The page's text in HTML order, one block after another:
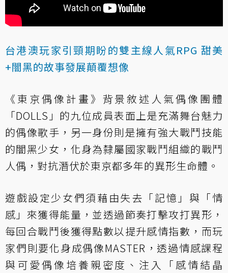
台港澳玩家引頸期盼的雙主線人氣RPG 甜美
+闇黑的故事發展顛覆想像
《東京偶像計畫》背景敘述人氣偶像團體
「DOLLS」的九位成員表面上是充滿舞台魅力
的偶像歌手，另一身份則是擁有強大戰鬥技能
的闇黑少女，化身為隸屬國家戰鬥組織的戰鬥
人偶，對抗潛伏於東京都多年的異形生命體。
遊戲設定少女們須藉由失去「記憶」與「情
感」來獲得能量，並透過節奏打擊攻打異形，
每回合戰鬥後獲得點數以提升感情指數，而玩
家們則要化身成偶像MASTER，透過情感課程
與可愛偶像培養親密度、注入「感情結晶